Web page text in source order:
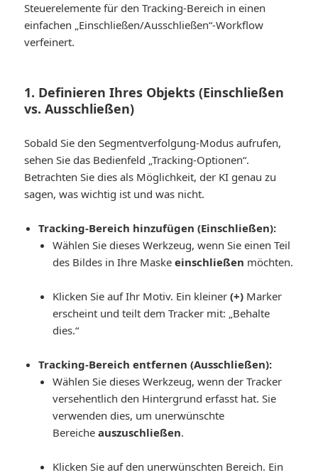
Steuerelemente für den Tracking-Bereich in einen
einfachen „Einschließen/Ausschließen“-Workflow
verfeinert.
1. Definieren Ihres Objekts (Einschließen
vs. Ausschließen)
Sobald Sie den Segmentverfolgung-Modus aufrufen,
sehen Sie das Bedienfeld „Tracking-Optionen“.
Betrachten Sie dies als Möglichkeit, der KI genau zu
sagen, was wichtig ist und was nicht.
Tracking-Bereich hinzufügen (Einschließen):
Wählen Sie dieses Werkzeug, wenn Sie einen Teil
des Bildes in Ihre Maskeeinschließen möchten.
Klicken Sie auf Ihr Motiv. Ein kleiner(+) Marker
erscheint und teilt dem Tracker mit: „Behalte
dies.“
Tracking-Bereich entfernen (Ausschließen):
Wählen Sie dieses Werkzeug, wenn der Tracker
versehentlich den Hintergrund erfasst hat. Sie
verwenden dies, um unerwünschte
Bereicheauszuschließen.
Klicken Sie auf den unerwünschten Bereich. Ein